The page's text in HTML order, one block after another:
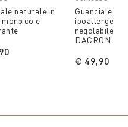
naturale in
morbido e
Guanciale
regolabile in
DACRON
€ 49,90